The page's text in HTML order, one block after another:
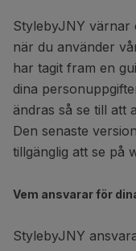
StylebyJNY värnar
när du använder
har tagit fram en
dina
ändras så se till att
Den senaste
tillgänglig att se på
Vem ansvarar för
StylebyJNY